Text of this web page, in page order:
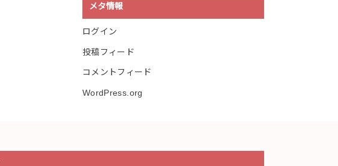
メタ情報
ログイン
投稿フィード
コメントフィード
WordPress.org